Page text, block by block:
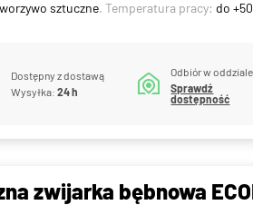
sztuczne. Temperatura pracy: do
Dostępny z dostawą
Wysyłka:24 h
Odbiór w oddziale
Sprawdź
dostępność
zwijarka bębnowa